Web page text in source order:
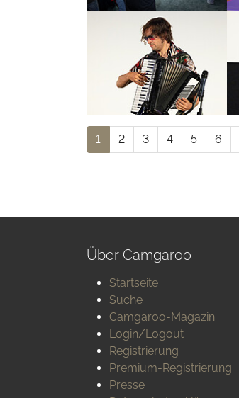
1 2 3 4 5 6
Über Camgaroo
Startseite
Suche
Camgaroo-Magazin
Login/Logout
Registrierung
Premium-Registrierung
Presse